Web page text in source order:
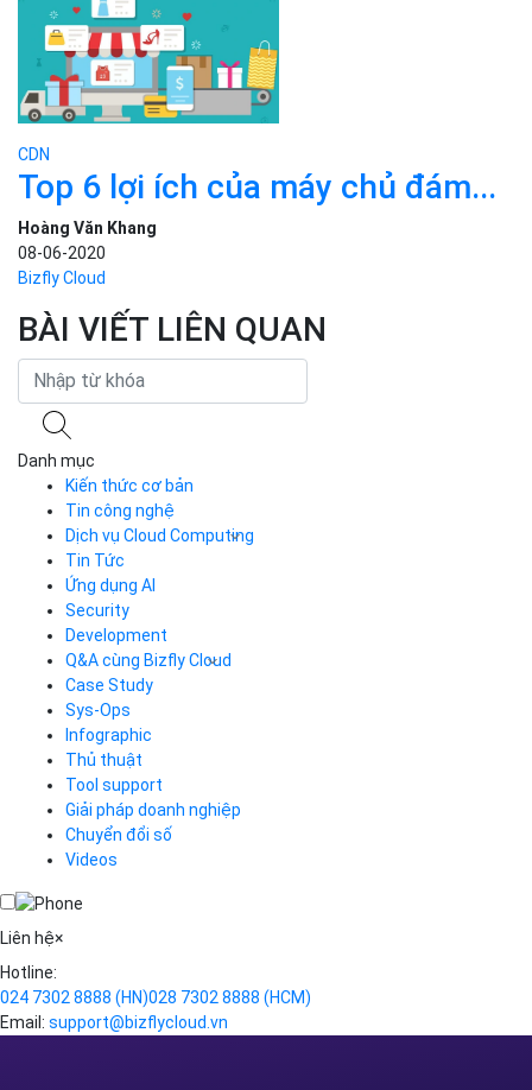
CDN
Top 6 lợi ích của máy chủ đám...
Hoàng Văn Khang
08-06-2020
Bizfly Cloud
BÀI VIẾT LIÊN QUAN
Danh mục
Kiến thức cơ bản
Tin công nghệ
Dịch vụ Cloud Computing
Cloud Server
CDN
Load Balancer
Auto Scaling
Container Registry
Kubernetes
Cloud Database
Call Center
Business Email
Simple Storage
VOD
VPN
Traffic Manager
Cloud VPS
Videos
Tin Tức
Ứng dụng AI
Security
Development
Q&A cùng Bizfly Cloud
Q&A về Bizfly Cloud Server
Thao tác kết nối tới server
Videos
Q&A về Bizfly Business Email
Videos
Case Study
Sys-Ops
Infographic
Thủ thuật
Tool support
Giải pháp doanh nghiệp
Chuyển đổi số
Videos
Liên hệ×
Hotline:
024 7302 8888 (HN)028 7302 8888 (HCM)
Email: support@bizflycloud.vn